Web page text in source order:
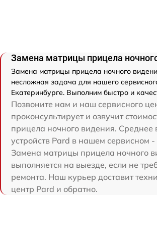
Замена матрицы прицела
Замена матрицы прицела ночного
несложная задача для нашего
Екатеринбурге. Выполним быстро и
Позвоните нам и наш сервисного
проконсультирует и озвучит
прицела ночного видения. Среднее
устройств Pard в нашем сервисном -
Замена матрицы прицела ночного
выполняется на выезде, если не
ремонта. Наш курьер доставит
центр Pard и обратно.